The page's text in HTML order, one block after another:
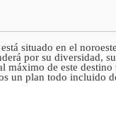
situado en el
por su diversidad,
máximo de este destino
un plan todo incluido